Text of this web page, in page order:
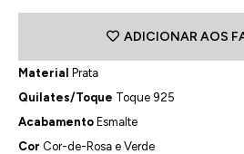
ADICIONAR AOS
Material
Prata
Quilates/Toque Toque 925
Acabamento Esmalte
Cor Cor-de-Rosa e Verde